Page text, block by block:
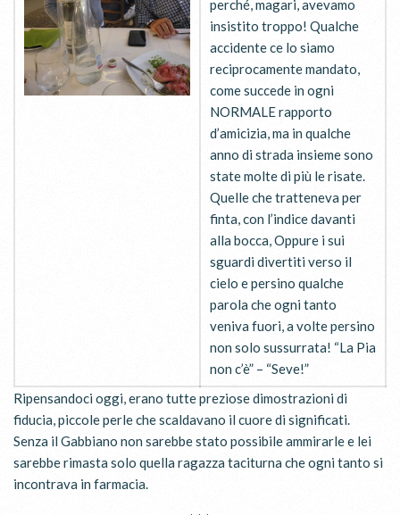
perché, magari, avevamo
insistito troppo! Qualche
accidente ce lo siamo
reciprocamente mandato,
come succede in ogni
NORMALE rapporto
d’amicizia, ma in qualche
anno di strada insieme sono
state molte di più le risate.
Quelle che tratteneva per
finta, con l’indice davanti
alla bocca, Oppure i sui
sguardi divertiti verso il
cielo e persino qualche
parola che ogni tanto
veniva fuori, a volte persino
non solo sussurrata! “La Pia
non c’è” – “Seve!”
Ripensandoci oggi, erano tutte preziose dimostrazioni di
fiducia, piccole perle che scaldavano il cuore di significati.
Senza il Gabbiano non sarebbe stato possibile ammirarle e lei
sarebbe rimasta solo quella ragazza taciturna che ogni tanto si
incontrava in farmacia.